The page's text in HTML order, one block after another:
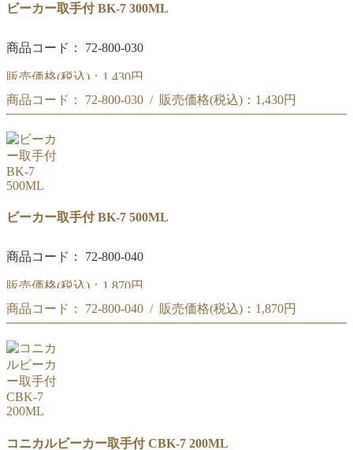
ビーカー取手付 BK-7 300ML
商品コード： 72-800-030
販売価格(税込)： 1,430円
リカシツ ビーカー取手付 300ML BK-7
商品コード： 72-800-030 / 販売価格(税込)： 1,430円
リカシツ ビーカー取手付 300ML BK-7
ビーカー取手付 BK-7 500ML
商品コード： 72-800-040
販売価格(税込)： 1,870円
リカシツ ビーカー取手付 500ML BK-7
商品コード： 72-800-040 / 販売価格(税込)： 1,870円
リカシツ ビーカー取手付 500ML BK-7
コニカルビーカー取手付 CBK-7 200ML